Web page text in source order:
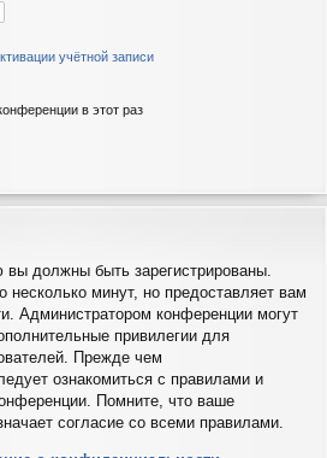
учётной записи
в этот раз
должны быть зарегистрированы.
несколько минут, но предоставляет вам
Администратором конференции могут
привилегии для
Прежде чем
ознакомиться с правилами и
Помните, что ваше
согласие со всеми правилами.